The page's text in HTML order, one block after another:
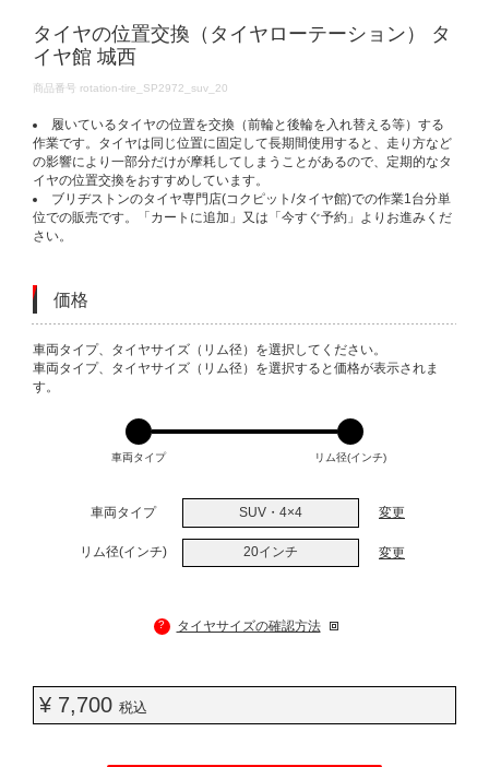
タイヤの位置交換（タイヤローテーション） タ
イヤ館 城西
DETAILS
商品番号 rotation-tire_SP2972_suv_20
履いているタイヤの位置を交換（前輪と後輪を入れ替える等）する
作業です。タイヤは同じ位置に固定して長期間使用すると、走り方など
の影響により一部分だけが摩耗してしまうことがあるので、定期的なタ
イヤの位置交換をおすすめしています。
ブリヂストンのタイヤ専門店(コクピット/タイヤ館)での作業1台分単
位での販売です。「カートに追加」又は「今すぐ予約」よりお進みくだ
さい。
価格
VARIATIONS
車両タイプ、タイヤサイズ（リム径）を選択してください。
車両タイプ、タイヤサイズ（リム径）を選択すると価格が表示されま
す。
車両タイプ リム径(インチ)
車両タイプ SUV・4×4 変更
リム径(インチ) 20インチ 変更
? タイヤサイズの確認方法
¥ 7,700 税込